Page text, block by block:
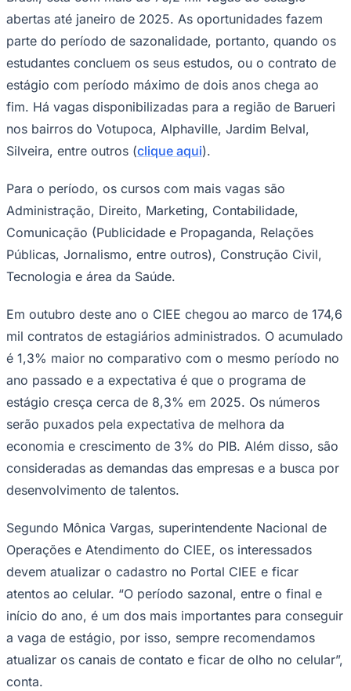
NFL
Fórmula 1
UFC
Tênis (ATP)
MLB
NHL
Atletismo
Vôlei
Competições de Futebol
Brasileirão Série B
Copa do Brasil
Libertadores
Sul-Americana
Copa América
Champions League
Premier League
Bundesliga
Mundial 2026
Times - Ir direto
abertas até janeiro de 2025. As oportunidades fazem
parte do período de sazonalidade, portanto, quando os
estudantes concluem os seus estudos, ou o contrato de
estágio com período máximo de dois anos chega ao
fim. Há vagas disponibilizadas para a região de Barueri
nos bairros do Votupoca, Alphaville, Jardim Belval,
Silveira, entre outros (clique aqui).
Para o período, os cursos com mais vagas são
Administração, Direito, Marketing, Contabilidade,
Comunicação (Publicidade e Propaganda, Relações
Públicas, Jornalismo, entre outros), Construção Civil,
Tecnologia e área da Saúde.
Em outubro deste ano o CIEE chegou ao marco de 174,6
mil contratos de estagiários administrados. O acumulado
é 1,3% maior no comparativo com o mesmo período no
ano passado e a expectativa é que o programa de
estágio cresça cerca de 8,3% em 2025. Os números
serão puxados pela expectativa de melhora da
economia e crescimento de 3% do PIB. Além disso, são
consideradas as demandas das empresas e a busca por
desenvolvimento de talentos.
Segundo Mônica Vargas, superintendente Nacional de
Operações e Atendimento do CIEE, os interessados
devem atualizar o cadastro no Portal CIEE e ficar
atentos ao celular. “O período sazonal, entre o final e
início do ano, é um dos mais importantes para conseguir
a vaga de estágio, por isso, sempre recomendamos
atualizar os canais de contato e ficar de olho no celular”,
conta.